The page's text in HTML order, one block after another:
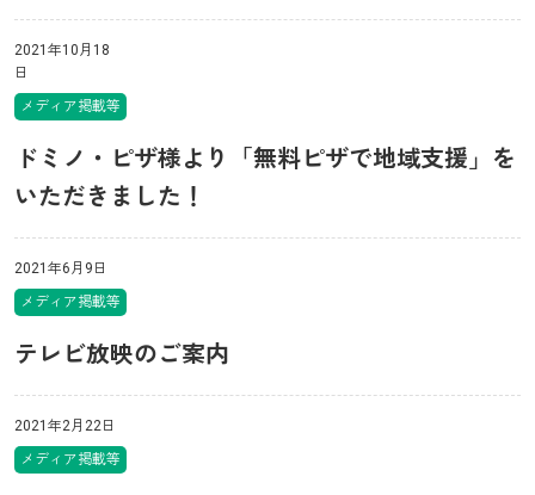
ドミノ・ピザ様より「無料ピザで地域支援」を
いただきました！
2021年10月18
日
メディア掲載等
テレビ放映のご案内
2021年6月9日
メディア掲載等
2021年2月22日
メディア掲載等